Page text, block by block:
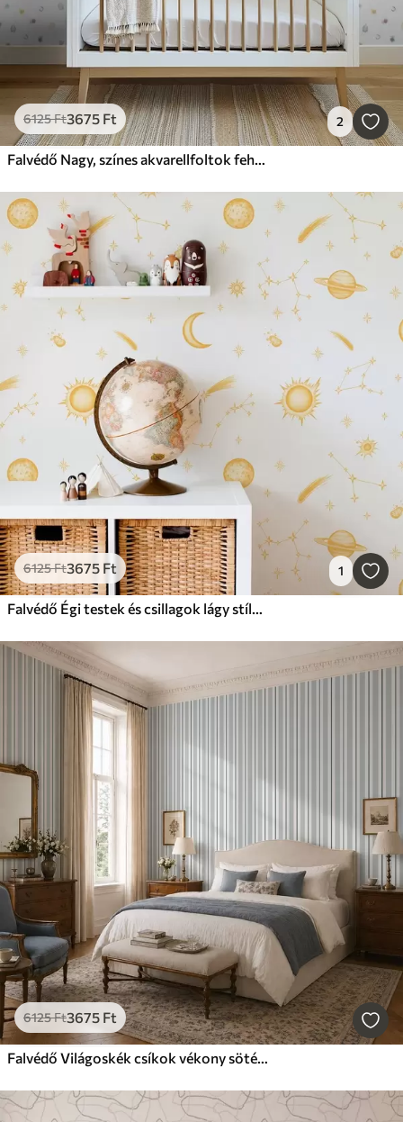
6125Ft3675 Ft 2
Falvédő Nagy, színes akvarellfoltok fehér papíron
6125Ft3675 Ft 1
Falvédő Égi testek és csillagok lágy stílusban
6125Ft3675 Ft
Falvédő Világoskék csíkok vékony sötét vonalakkal